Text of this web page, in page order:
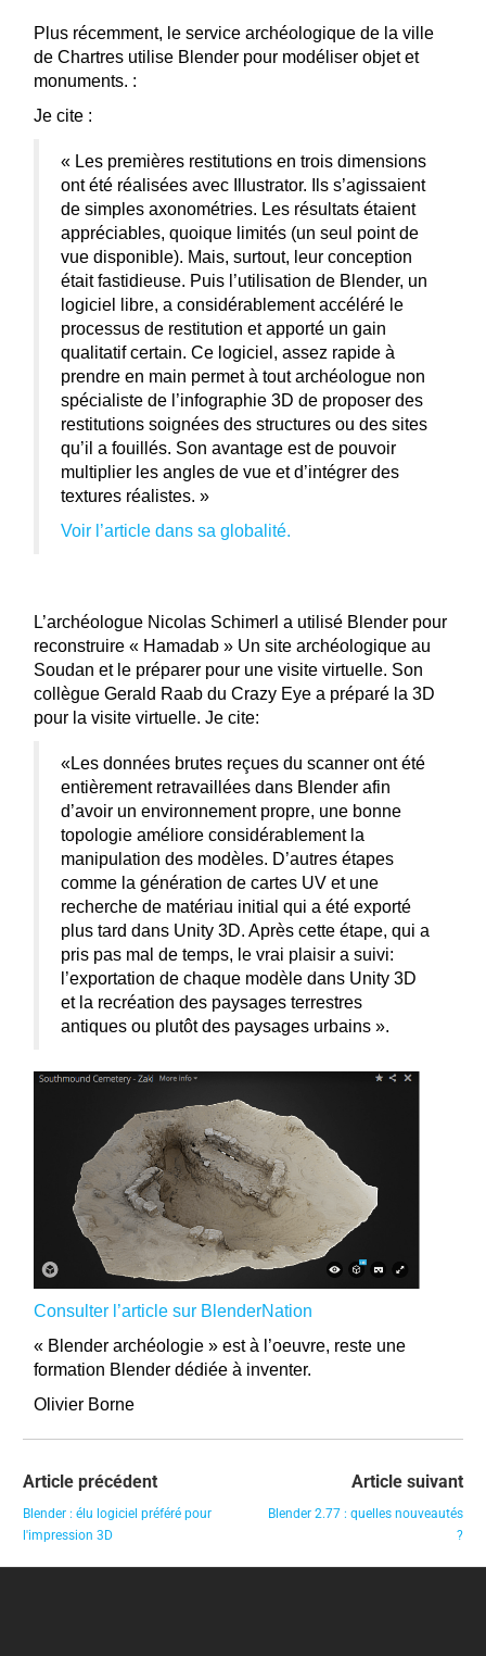
Plus récemment, le service archéologique de la ville
de Chartres utilise Blender pour modéliser objet et
monuments. :
Je cite :
« Les premières restitutions en trois dimensions
ont été réalisées avec Illustrator. Ils s’agissaient
de simples axonométries. Les résultats étaient
appréciables, quoique limités (un seul point de
vue disponible). Mais, surtout, leur conception
était fastidieuse. Puis l’utilisation de Blender, un
logiciel libre, a considérablement accéléré le
processus de restitution et apporté un gain
qualitatif certain. Ce logiciel, assez rapide à
prendre en main permet à tout archéologue non
spécialiste de l’infographie 3D de proposer des
restitutions soignées des structures ou des sites
qu’il a fouillés. Son avantage est de pouvoir
multiplier les angles de vue et d’intégrer des
textures réalistes. »
Voir l’article dans sa globalité.
L’archéologue Nicolas Schimerl a utilisé Blender pour
reconstruire « Hamadab » Un site archéologique au
Soudan et le préparer pour une visite virtuelle. Son
collègue Gerald Raab du Crazy Eye a préparé la 3D
pour la visite virtuelle. Je cite:
«Les données brutes reçues du scanner ont été
entièrement retravaillées dans Blender afin
d’avoir un environnement propre, une bonne
topologie améliore considérablement la
manipulation des modèles. D’autres étapes
comme la génération de cartes UV et une
recherche de matériau initial qui a été exporté
plus tard dans Unity 3D. Après cette étape, qui a
pris pas mal de temps, le vrai plaisir a suivi:
l’exportation de chaque modèle dans Unity 3D
et la recréation des paysages terrestres
antiques ou plutôt des paysages urbains ».
Consulter l’article sur BlenderNation
« Blender archéologie » est à l’oeuvre, reste une
formation Blender dédiée à inventer.
Olivier Borne
Article précédent
Blender : élu logiciel préféré pour
l'impression 3D
Article suivant
Blender 2.77 : quelles nouveautés
?